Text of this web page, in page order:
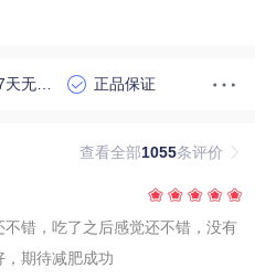
正品保证
查看全部1055条评价
错，吃了之后感觉还不错，没有
期待减肥成功